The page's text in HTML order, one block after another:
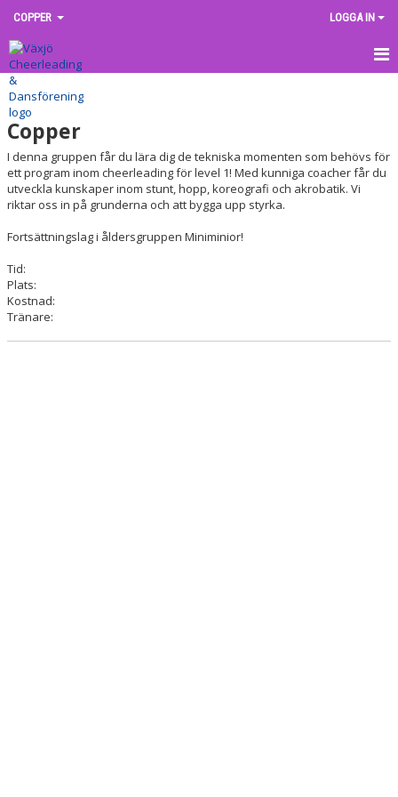
COPPER LOGGA IN
HEM
NYHETER
KALENDER
KONTAKT
Copper
I denna gruppen får du lära dig de tekniska momenten som behövs för
ett program inom cheerleading för level 1! Med kunniga coacher får du
utveckla kunskaper inom stunt, hopp, koreografi och akrobatik. Vi
riktar oss in på grunderna och att bygga upp styrka.
Fortsättningslag i åldersgruppen Miniminior!
Tid:
Plats:
Kostnad:
Tränare: